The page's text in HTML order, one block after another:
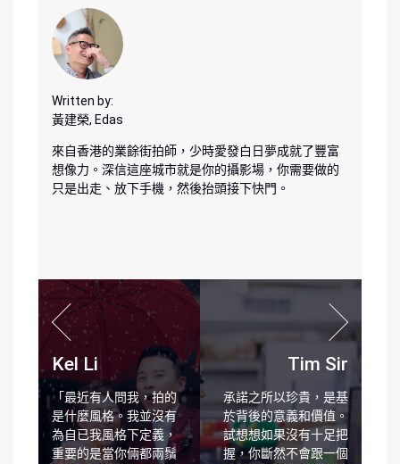
Written by:
黃建榮, Edas
來自香港的業餘街拍師，少時愛發白日夢成就了豐富
想像力。深信這座城市就是你的攝影場，你需要做的
只是出走、放下手機，然後抬頭接下快門。
Kel Li
「最近有人問我，拍的
是什麼風格。我並沒有
為自已我風格下定義，
重要的是當你倆都兩鬚
Tim Sir
承諾之所以珍貴，是基
於背後的意義和價值。
試想想如果沒有十足把
握，你斷然不會跟一個